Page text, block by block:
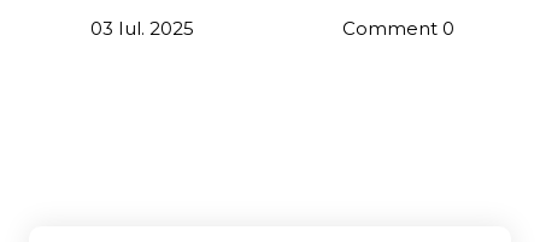
03 Iul. 2025 Comment 0